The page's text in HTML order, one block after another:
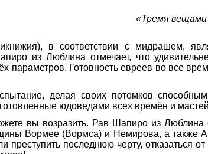
«Тремя вещами
в соответствии с мидрашем,
из Люблина отмечает, что
параметров. Готовность евреев во все
делая своих потомков
юдоведами всех времён и
вы возразить. Рав Шапиро из
Вормее (Вормса) и Немирова, а также
последнюю черту, отказаться от